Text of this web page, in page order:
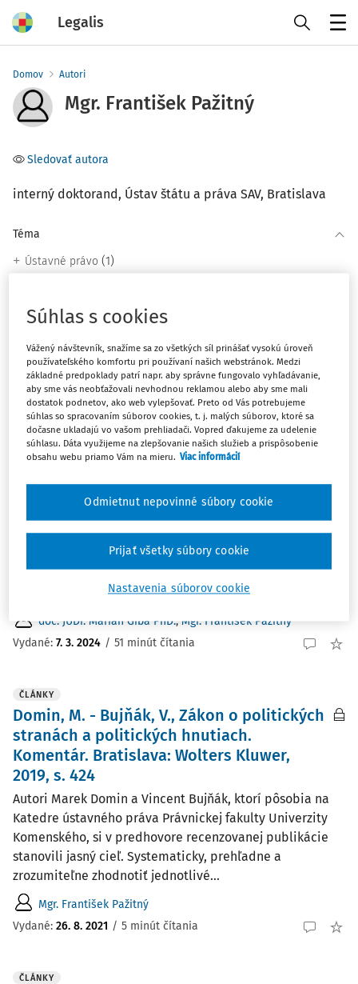
Legalis
Domov Autori
Mgr. František Pažitný
Sledovať autora
interný doktorand, Ústav štátu a práva SAV, Bratislava
Téma
Ústavné právo (1)
Filter
Počet vyhľadaných dokumentov:3
Zoradiť podľa:
Najnovšie
Najstaršie
ČLÁNKY
Slovenskej republiky
praktickými otázkami súvisiacimi s kreáciou
Bezpečnostnej rady Slovenskej republiky (ďalej aj
Bezpečnostná rada). Okrem vzniku a zániku
individuálneho členstva v tomto orgáne...
doc. JUDr. Marián Giba PhD., Mgr. František Pažitný
Vydané: 7. 3. 2024 / 51 minút čítania
ČLÁNKY
Domin, M. - Bujňák, V., Zákon o politických
stranách a politických hnutiach.
Komentár. Bratislava: Wolters Kluwer,
2019, s. 424
Autori Marek Domin a Vincent Bujňák, ktorí pôsobia na
Katedre ústavného práva Právnickej fakulty Univerzity
Komenského, si v predhovore recenzovanej publikácie
stanovili jasný cieľ. Systematicky, prehľadne a
zrozumiteľne zhodnotiť jednotlivé...
Mgr. František Pažitný
Vydané: 26. 8. 2021 / 5 minút čítania
ČLÁNKY
Súhlas s cookies
Vážený návštevník, snažíme sa zo všetkých síl prinášať vysokú úroveň
používateľského komfortu pri používaní našich webstránok. Medzi
základné predpoklady patrí napr. aby správne fungovalo vyhľadávanie,
aby sme vás neobťažovali nevhodnou reklamou alebo aby sme mali
dostatok podnetov, ako web vylepšovať. Preto od Vás potrebujeme
súhlas so spracovaním súborov cookies, t. j. malých súborov, ktoré sa
dočasne ukladajú vo vašom prehliadači. Vopred ďakujeme za udelenie
súhlasu. Dáta využijeme na zlepšovanie našich služieb a prispôsobenie
obsahu webu priamo Vám na mieru. Viac informácií
Nastavenia súborov cookie
Odmietnut nepovinné súbory cookie
Prijať všetky súbory cookie